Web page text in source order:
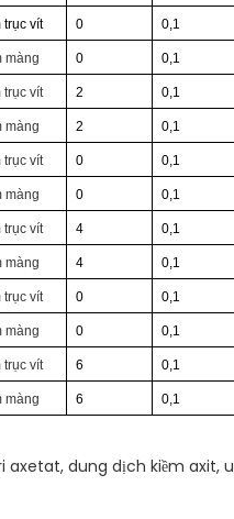
trục vít 0 0,1
màng 0 0,1
trục vít 2 0,1
màng 2 0,1
trục vít 0 0,1
màng 0 0,1
trục vít 4 0,1
màng 4 0,1
trục vít 0 0,1
màng 0 0,1
trục vít 6 0,1
màng 6 0,1
axetat, dung dịch kiềm